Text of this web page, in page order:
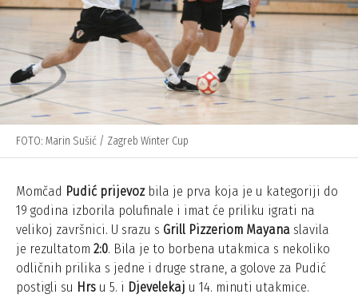
FOTO: Marin Sušić / Zagreb Winter Cup
Momčad Pudić prijevoz bila je prva koja je u kategoriji do
19 godina izborila polufinale i imat će priliku igrati na
velikoj završnici. U srazu s Grill Pizzeriom Mayana slavila
je rezultatom 2:0. Bila je to borbena utakmica s nekoliko
odličnih prilika s jedne i druge strane, a golove za Pudić
postigli su Hrs u 5. i Djevelekaj u 14. minuti utakmice.